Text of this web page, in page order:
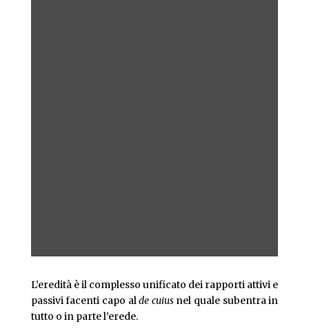
L’eredità è il complesso unificato dei rapporti attivi e
passivi facenti capo alde cuiusnel quale subentra in
tutto o in parte l’erede.